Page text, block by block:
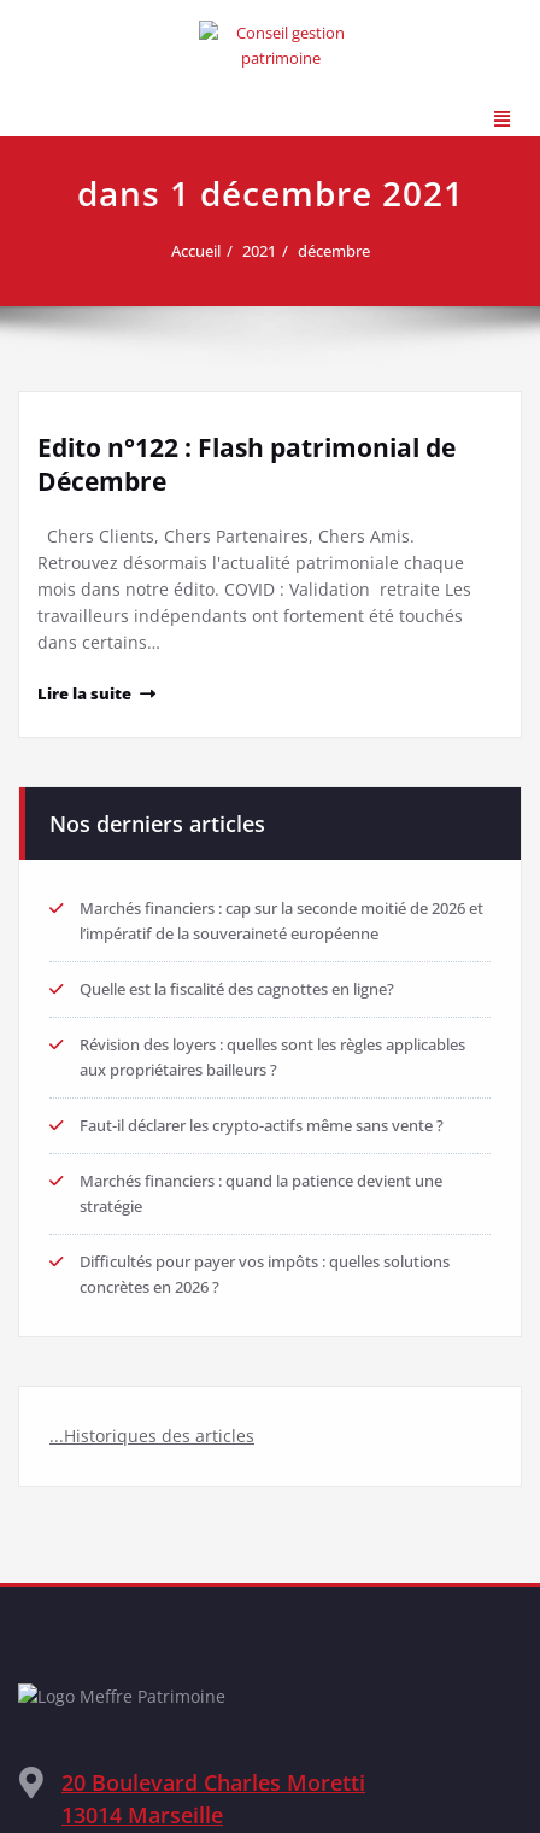
dans 1 décembre 2021
Accueil 2021 décembre
Edito n°122 : Flash patrimonial de
Décembre
Chers Clients, Chers Partenaires, Chers Amis.
Retrouvez désormais l'actualité patrimoniale chaque
mois dans notre édito. COVID : Validation retraite Les
travailleurs indépendants ont fortement été touchés
dans certains…
Lire la suite
Nos derniers articles
Marchés financiers : cap sur la seconde moitié de 2026 et
l’impératif de la souveraineté européenne
Quelle est la fiscalité des cagnottes en ligne?
Révision des loyers : quelles sont les règles applicables
aux propriétaires bailleurs ?
Faut-il déclarer les crypto-actifs même sans vente ?
Marchés financiers : quand la patience devient une
stratégie
Difficultés pour payer vos impôts : quelles solutions
concrètes en 2026 ?
...Historiques des articles
20 Boulevard Charles Moretti
13014 Marseille